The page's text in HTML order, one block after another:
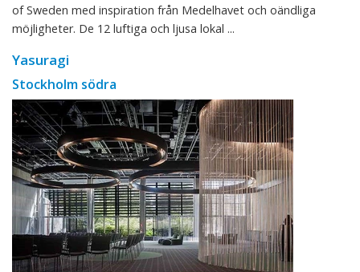
of Sweden med inspiration från Medelhavet och oändliga
möjligheter. De 12 luftiga och ljusa lokal ...
Yasuragi
Stockholm södra